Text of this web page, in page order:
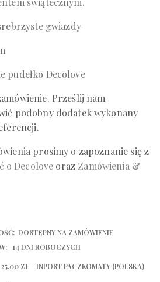
gwiazdy
pudełko Decolove
Prześlij nam
podobny dodatek wykonany
prosimy o zapoznanie się z
o Decolove oraz Zamówienia &
DOSTĘPNY NA ZAMÓWIENIE
14 DNI ROBOCZYCH
ZŁ- INPOST PACZKOMATY (POLSKA)